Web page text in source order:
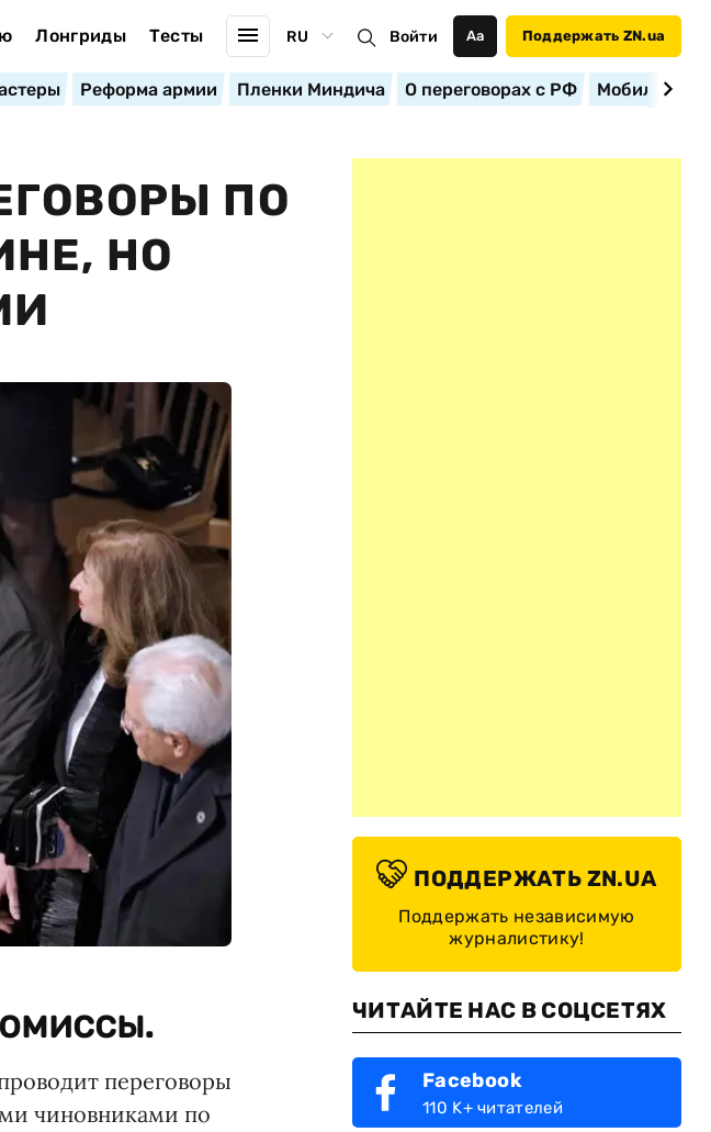
Лонгриды Тесты RU Войти Аа Поддержать ZN.ua
Реформа армии Пленки Миндича О переговорах с РФ
ПО
НО
переговоры
чиновниками по
ПОДДЕРЖАТЬ ZN.UA
Поддержать независимую
журналистику!
ЧИТАЙТЕ НАС В СОЦСЕТЯХ
Facebook
110 K+ читателей